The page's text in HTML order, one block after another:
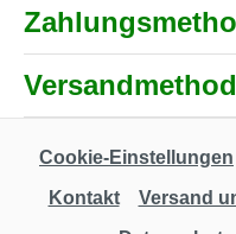
Cookie-Einstellungen
Kontakt
Versand